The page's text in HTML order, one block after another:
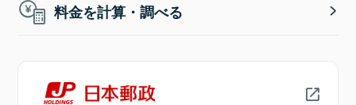
料金を計算・調べる